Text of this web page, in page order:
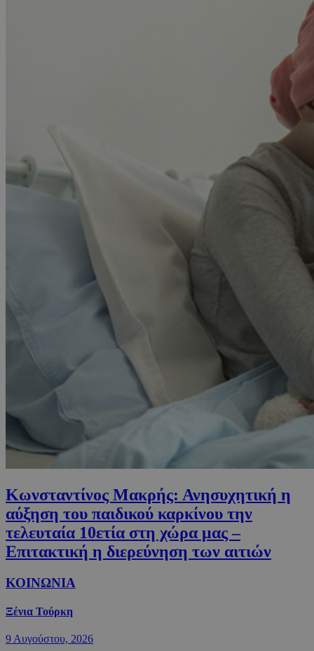
Κωνσταντίνος Μακρής: Ανησυχητική η
αύξηση του παιδικού καρκίνου την
τελευταία 10ετία στη χώρα μας –
Επιτακτική η διερεύνηση των αιτιών
ΚΟΙΝΩΝΙΑ
Ξένια Τούρκη
9 Αυγούστου, 2026